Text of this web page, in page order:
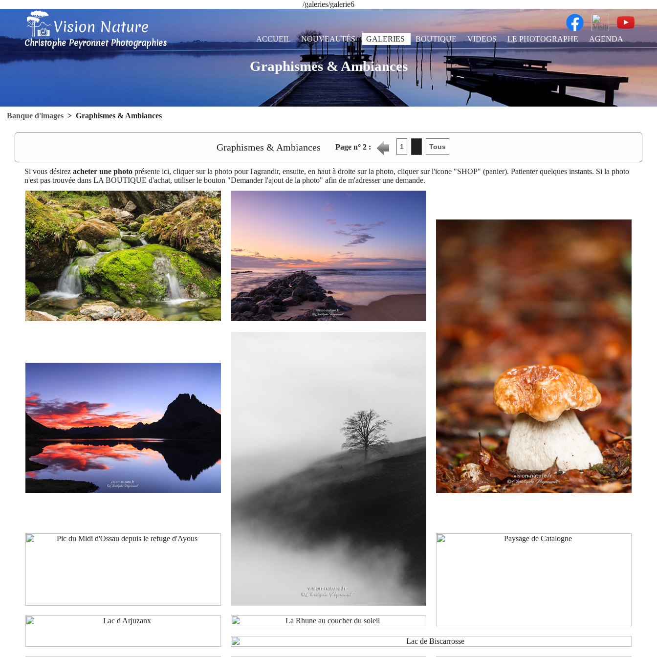
/galeries/galerie6
Vision Nature
Christophe Peyronnet Photographies ACCUEIL NOUVEAUTÉS GALERIES BOUTIQUE VIDEOS LE PHOTOGRAPHE AGENDA
Graphismes & Ambiances
Banque d'images > Graphismes & Ambiances
Graphismes & Ambiances Page n° 2 : 1 Tous
Si vous désirez acheter une photo présente ici, cliquer sur la photo pour l'agrandir, ensuite, en haut à droite sur la photo, cliquer sur l'icone "SHOP" (panier). Patienter quelques instants. Si la photo
n'est pas trouvée dans LA BOUTIQUE d'achat, utiliser le bouton "Demander l'ajout de la photo" afin de m'adresser une demande.